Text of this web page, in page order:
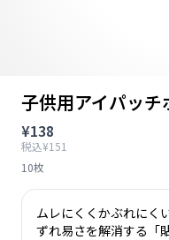
子供用アイパッ
¥138
税込¥151
10枚
ムレにくくかぶれにく
ずれ易さを解消する「